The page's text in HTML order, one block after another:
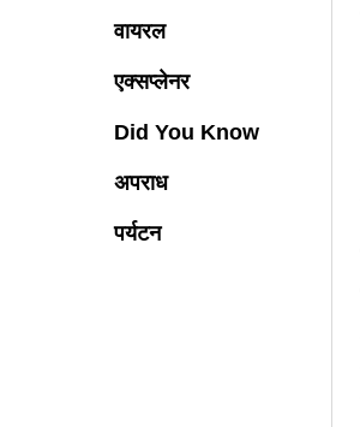
वायरल
एक्सप्लेनर
Did You Know
अपराध
पर्यटन